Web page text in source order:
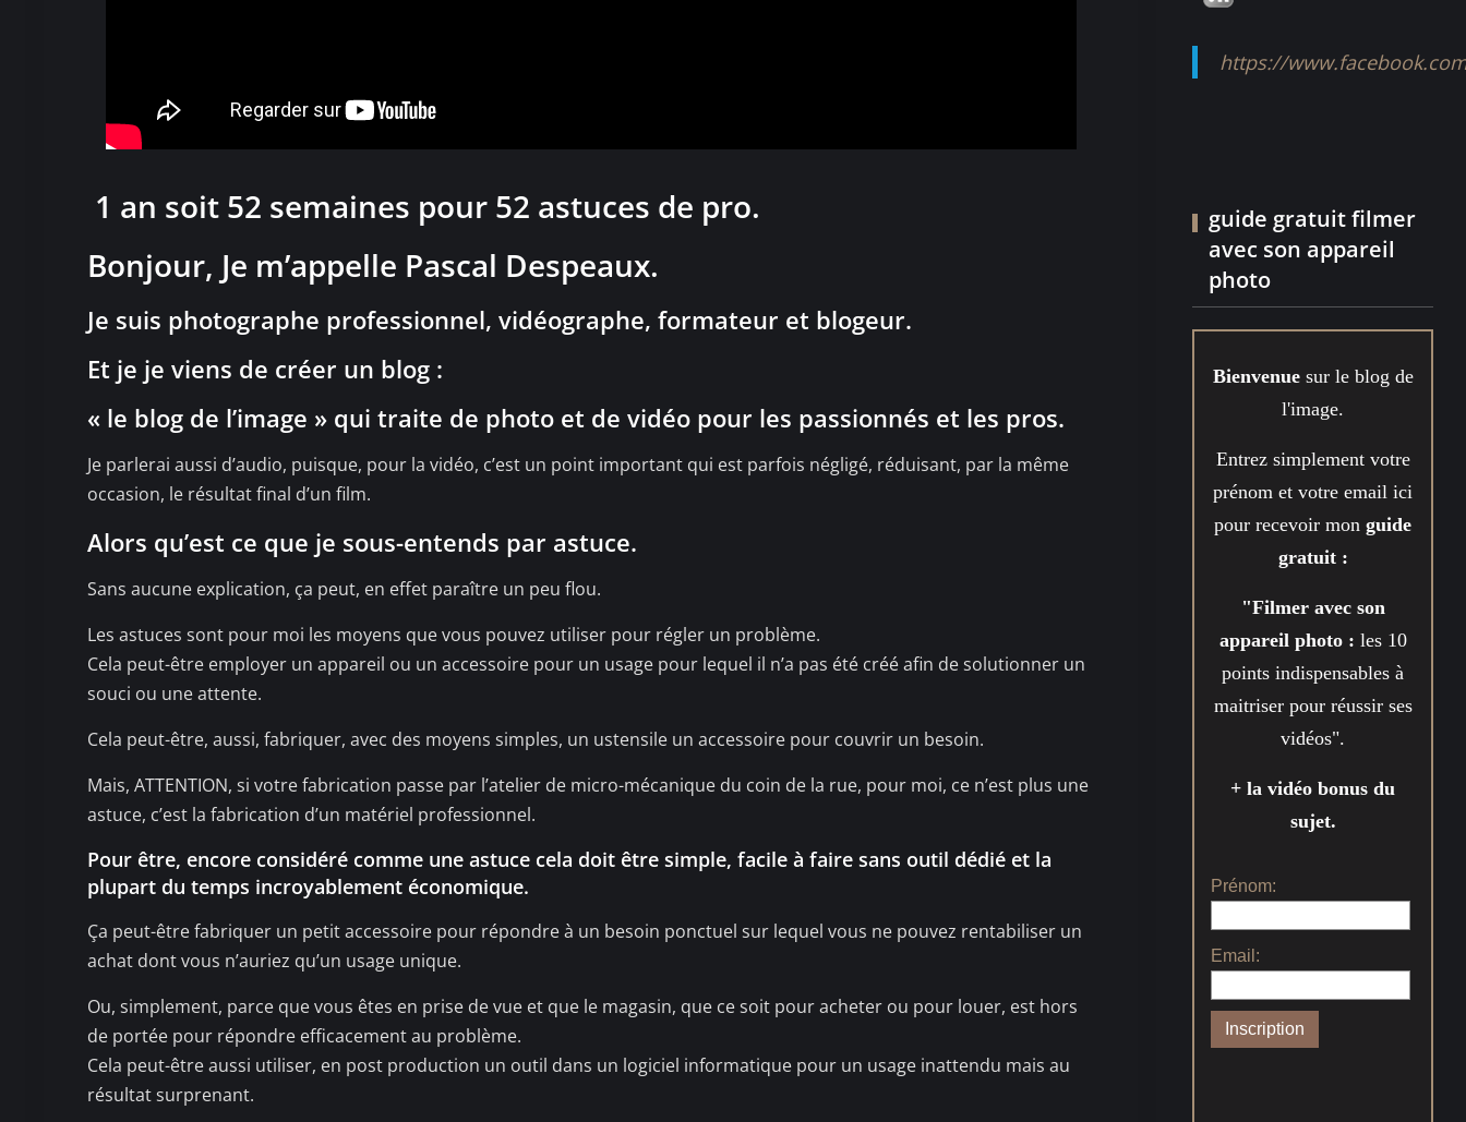
1 an soit 52 semaines pour 52 astuces de pro.
Bonjour, Je m’appelle Pascal Despeaux.
Je suis photographe professionnel, vidéographe, formateur et blogeur.
Et je je viens de créer un blog :
« le blog de l’image » qui traite de photo et de vidéo pour les passionnés et les pros.
Je parlerai aussi d’audio, puisque, pour la vidéo, c’est un point important qui est parfois négligé, réduisant, par la même
occasion, le résultat final d’un film.
Alors qu’est ce que je sous-entends par astuce.
Sans aucune explication, ça peut, en effet paraître un peu flou.
Les astuces sont pour moi les moyens que vous pouvez utiliser pour régler un problème.
Cela peut-être employer un appareil ou un accessoire pour un usage pour lequel il n’a pas été créé afin de solutionner un
souci ou une attente.
Cela peut-être, aussi, fabriquer, avec des moyens simples, un ustensile un accessoire pour couvrir un besoin.
Mais, ATTENTION, si votre fabrication passe par l’atelier de micro-mécanique du coin de la rue, pour moi, ce n’est plus une
astuce, c’est la fabrication d’un matériel professionnel.
Pour être, encore considéré comme une astuce cela doit être simple, facile à faire sans outil dédié et la
plupart du temps incroyablement économique.
Ça peut-être fabriquer un petit accessoire pour répondre à un besoin ponctuel sur lequel vous ne pouvez rentabiliser un
achat dont vous n’auriez qu’un usage unique.
Ou, simplement, parce que vous êtes en prise de vue et que le magasin, que ce soit pour acheter ou pour louer, est hors
de portée pour répondre efficacement au problème.
Cela peut-être aussi utiliser, en post production un outil dans un logiciel informatique pour un usage inattendu mais au
résultat surprenant.
https://
guide gratuit filmer
avec son appareil
photo
Bienvenuesur le blog de
l'image.
Entrez simplement votre
prénom et votre email ici
pour recevoir monguide
gratuit :
"Filmer avec son
appareil photo : les 10
points indispensables à
maitriser pour réussir ses
vidéos".
+ la vidéo bonus du
sujet.
Prénom:
Email: